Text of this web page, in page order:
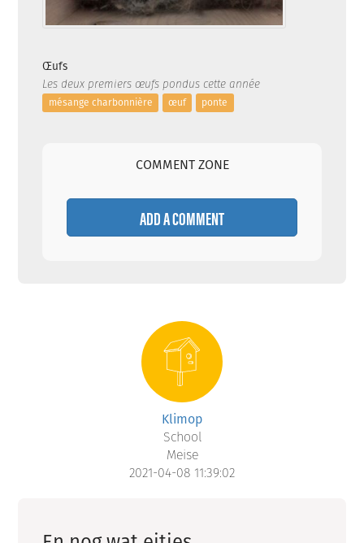
Œufs
Les deux premiers œufs pondus cette année
mésange charbonnière œuf ponte
COMMENT ZONE
ADD A COMMENT
Klimop
School
Meise
2021-04-08 11:39:02